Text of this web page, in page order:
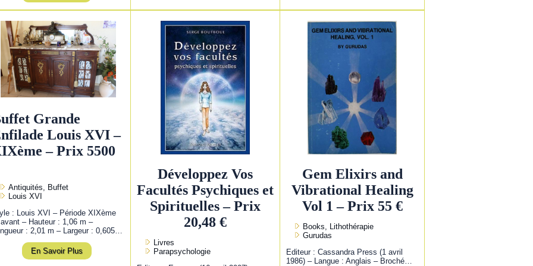
Grande
Louis XVI –
– Prix 5500
Antiquités, Buffet
Louis XVI
: Louis XVI – Période XIXème
– Hauteur : 1,06 m –
: 2,01 m – Largeur : 0,605…
En Savoir Plus
Développez Vos
Facultés Psychiques et
Spirituelles – Prix
20,48 €
Livres
Parapsychologie
Gem Elixirs and
Vibrational Healing
Vol 1 – Prix 55 €
Books, Lithothérapie
Gurudas
Editeur : Cassandra Press (1 avril
1986) – Langue : Anglais – Broché…